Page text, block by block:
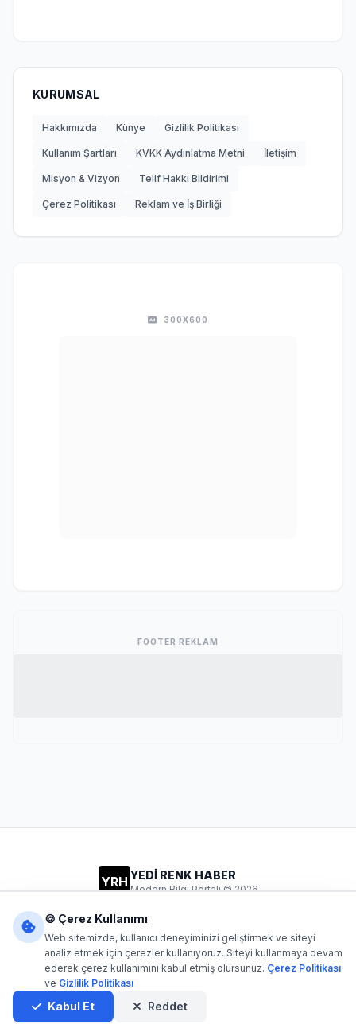
KURUMSAL
Hakkımızda Künye Gizlilik Politikası
Kullanım Şartları KVKK Aydınlatma Metni İletişim
Misyon & Vizyon Telif Hakkı Bildirimi
Çerez Politikası Reklam ve İş Birliği
300X600
FOOTER REKLAM
YRH YEDİ RENK HABER
Modern Bilgi Portalı © 2026
Dijital1- Tüm hakları saklıdır. Kaynak gösterilmeden içerik
🍪 Çerez Kullanımı
Web sitemizde, kullanıcı deneyiminizi geliştirmek ve siteyi
analiz etmek için çerezler kullanıyoruz. Siteyi kullanmaya devam
ederek çerez kullanımını kabul etmiş olursunuz. Çerez Politikası
ve Gizlilik Politikası
Kabul Et Reddet